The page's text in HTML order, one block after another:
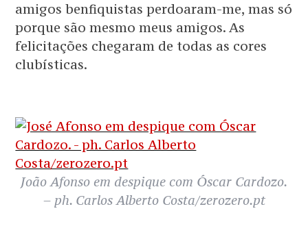
amigos benfiquistas perdoaram-me, mas só
porque são mesmo meus amigos. As
felicitações chegaram de todas as cores
clubísticas.
João Afonso em despique com Óscar Cardozo.
– ph. Carlos Alberto Costa/zerozero.pt